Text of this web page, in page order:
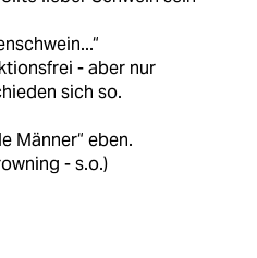
- aber nur
sich so.
Männer“ eben.
- s.o.)